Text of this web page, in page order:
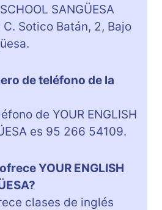
SANGÜESA
Sotico Batán, 2, Bajo
de teléfono de la
de YOUR ENGLISH
es 95 266 54109.
YOUR ENGLISH
clases de inglés